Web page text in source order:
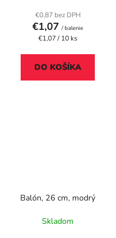
€0,87 bez DPH
€1,07 / balenie
Jednotková
€1,07 / 10 ks
DO KOŠÍKA
Balón, 26 cm, modrý
Skladom